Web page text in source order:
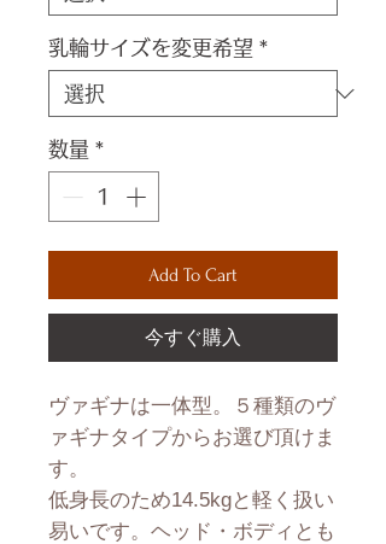
乳輪サイズを変更希望 *
数量 *
Add To Cart
今すぐ購入
ヴァギナは一体型。５種類のヴ
ァギナタイプからお選び頂けま
す。
低身長のため14.5kgと軽く扱い
易いです。ヘッド・ボディとも